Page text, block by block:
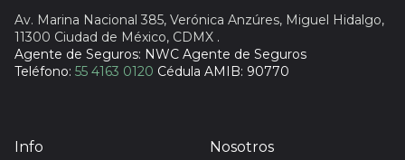
Av. Marina Nacional 385, Verónica Anzúres, Miguel Hidalgo,
11300 Ciudad de México, CDMX .
Agente de Seguros: NWC Agente de Seguros
Teléfono: 55 4163 0120 Cédula AMIB: 90770
Info
Nosotros